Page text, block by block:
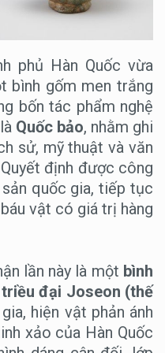
phủ Hàn Quốc vừa
bình gốm men trắng
bốn tác phẩm nghệ
Quốc bảo, nhằm ghi
sử, mỹ thuật và văn
định được công
quốc gia, tiếp tục
vật có giá trị hàng
lần này là một bình
đại Joseon (thế
hiện vật phản ánh
xảo của Hàn Quốc